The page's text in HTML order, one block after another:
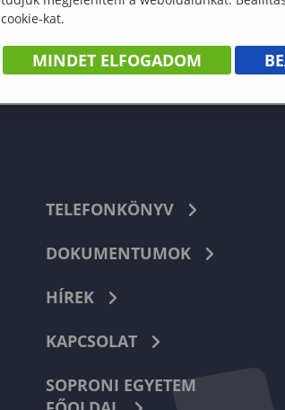
TELEFONKÖNYV
DOKUMENTUMOK
HÍREK
KAPCSOLAT
SOPRONI EGYETEM
cookie-kat.
MINDET ELFOGADOM